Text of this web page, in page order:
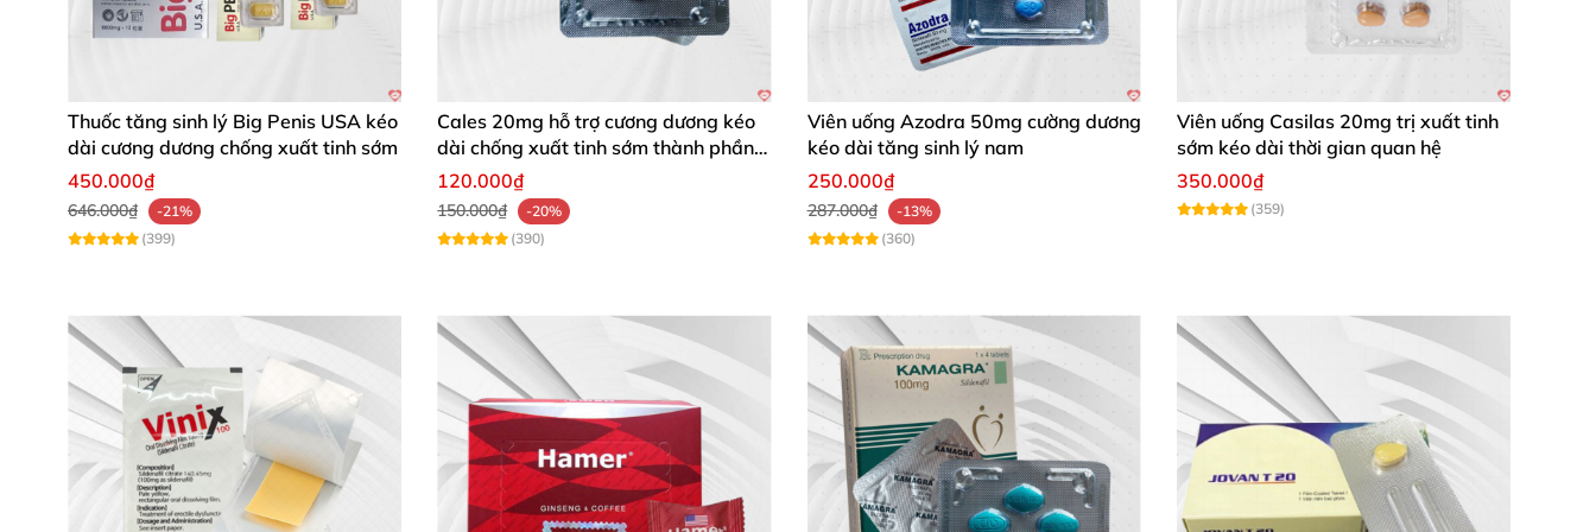
Thuốc tăng sinh lý Big Penis USA kéo
dài cương dương chống xuất tinh sớm
450.000₫
646.000₫
-21%
(399)
Cales 20mg hỗ trợ cương dương kéo
dài chống xuất tinh sớm thành phần
Tadalafil
120.000₫
150.000₫
-20%
(390)
Viên uống Azodra 50mg cường dương
kéo dài tăng sinh lý nam
250.000₫
287.000₫
-13%
(360)
Viên uống Casilas 20mg trị xuất tinh
sớm kéo dài thời gian quan hệ
350.000₫
(359)